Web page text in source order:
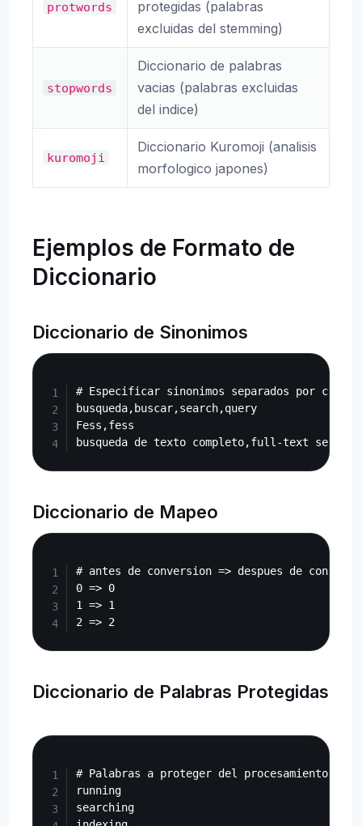
protwords
protegidas (palabras
excluidas del stemming)
stopwords
Diccionario de palabras
vacias (palabras excluidas
del indice)
kuromoji
Diccionario Kuromoji (analisis
morfologico japones)
Ejemplos de Formato de
Diccionario
Diccionario de Sinonimos
# Especificar sinonimos separados por comas
busqueda,buscar,search,query
Fess,fess
Diccionario de Mapeo
# antes de conversion => despues de
0 => 0
1 => 1
Diccionario de Palabras Protegidas
# Palabras a proteger del procesamiento de
running
searching